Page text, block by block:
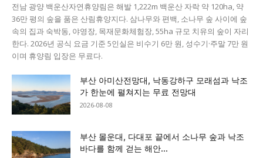
전남 광양 백운산자연휴양림은 해발 1,222m 백운산 자락 약 120ha, 약
36만 평의 숲을 품은 산림휴양지다. 삼나무와 편백, 소나무 숲 사이에 숲
속의 집과 숙박동, 야영장, 목재문화체험장, 55ha 규모 치유의 숲이 자리
한다. 2026년 공식 요금 기준 5인실은 비수기 6만 원, 성수기·주말 7만 원
이며 휴양림 입장은 무료다.
부산 아미산전망대, 낙동강하구 모래섬과 낙조
가 한눈에 펼쳐지는 무료 전망대
2026-08-08
부산 몰운대, 다대포 끝에서 소나무 숲과 낙조
바다를 함께 걷는 해안...